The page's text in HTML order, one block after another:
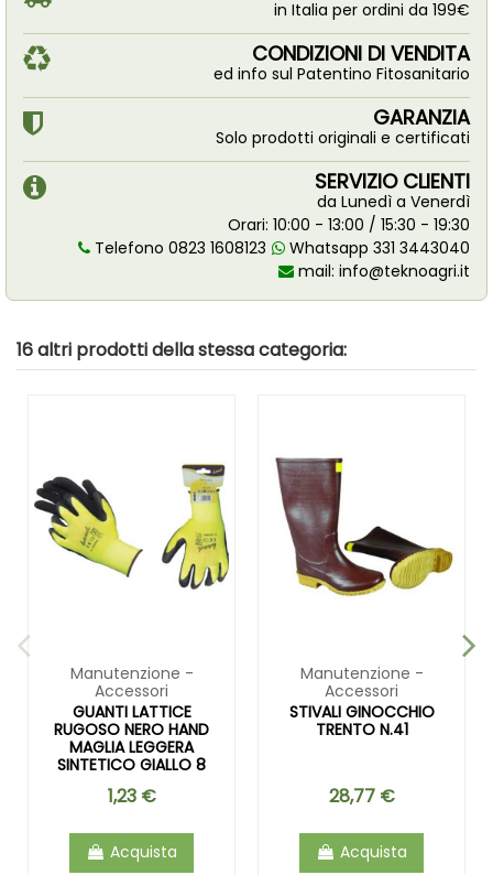
in Italia per ordini da 199€
CONDIZIONI DI VENDITA
ed info sul Patentino Fitosanitario
GARANZIA
Solo prodotti originali e certificati
SERVIZIO CLIENTI
da Lunedì a Venerdì
Orari: 10:00 - 13:00 / 15:30 - 19:30
Telefono 0823 1608123
Whatsapp 331 3443040
mail: info@teknoagri.it
16 altri prodotti della stessa categoria:
Manutenzione -
Accessori
GUANTI LATTICE
RUGOSO NERO HAND
MAGLIA LEGGERA
SINTETICO GIALLO 8
1,23 €
Acquista
Manutenzione -
Accessori
STIVALI GINOCCHIO
TRENTO N.41
28,77 €
Acquista